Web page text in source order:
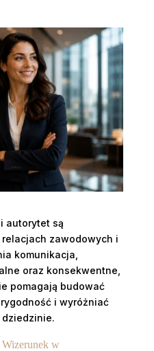
autorytet są
zawodowych i
komunikacja,
oraz konsekwentne,
pomagają budować
i wyróżniać
w